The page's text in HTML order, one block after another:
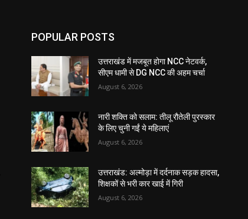
POPULAR POSTS
उत्तराखंड में मजबूत होगा NCC नेटवर्क,
सीएम धामी से DG NCC की अहम चर्चा
August 6, 2026
नारी शक्ति को सलाम: तीलू रौतेली पुरस्कार
के लिए चुनी गईं ये महिलाएं
August 6, 2026
उत्तराखंड: अल्मोड़ा में दर्दनाक सड़क हादसा,
शिक्षकों से भरी कार खाई में गिरी
August 6, 2026